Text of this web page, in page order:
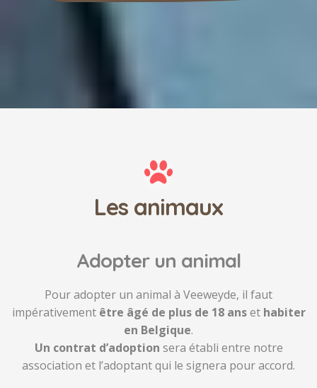
Les animaux
Adopter un animal
Pour adopter un animal à Veeweyde, il faut
impérativement être âgé de plus de 18 anset habiter
en Belgique.
Un contrat d’adoption sera établi entre notre
association et l’adoptant qui le signera pour accord.